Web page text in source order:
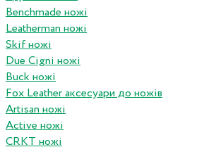
Benchmade ножі
Leatherman ножі
Skif ножі
Due Cigni ножі
Buck ножі
Fox Leather аксесуари до ножів
Artisan ножі
Active ножі
CRKT ножі